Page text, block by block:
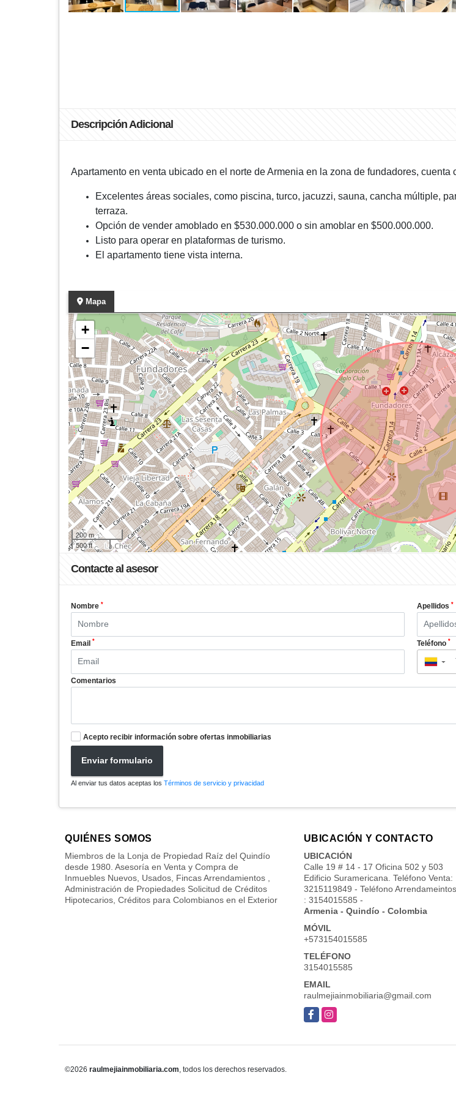
Descripción Adicional
Apartamento en venta ubicado en el norte de Armenia en la zona de fundadores,
Excelentes áreas sociales, como piscina, turco, jacuzzi, sauna, cancha múltiple,
terraza.
Opción de vender amoblado en $530.000.000 o sin amoblar en $500.000.000.
Listo para operar en plataformas de turismo.
El apartamento tiene vista interna.
Mapa
+
−
200 m
500 ft
Contacte al asesor
Nombre * Apellidos *
Email * Teléfono *
▼
Comentarios
Acepto recibir información sobre ofertas inmobiliarias
Enviar formulario
Al enviar tus datos aceptas los Términos de servicio y privacidad
QUIÉNES SOMOS
Miembros de la Lonja de Propiedad Raíz del Quindío
desde 1980. Asesoría en Venta y Compra de
Inmuebles Nuevos, Usados, Fincas Arrendamientos ,
Administración de Propiedades Solicitud de Créditos
Hipotecarios, Créditos para Colombianos en el Exterior
UBICACIÓN Y CONTACTO
UBICACIÓN
Calle 19 # 14 - 17 Oficina 502 y 503
Edificio Suramericana. Teléfono Venta:
3215119849 - Teléfono Arrendameintos
: 3154015585 -
Armenia - Quindío - Colombia
MÓVIL
+573154015585
TELÉFONO
3154015585
EMAIL
raulmejiainmobiliaria@gmail.com
FacebookInstagram
©2026 raulmejiainmobiliaria.com, todos los derechos reservados.